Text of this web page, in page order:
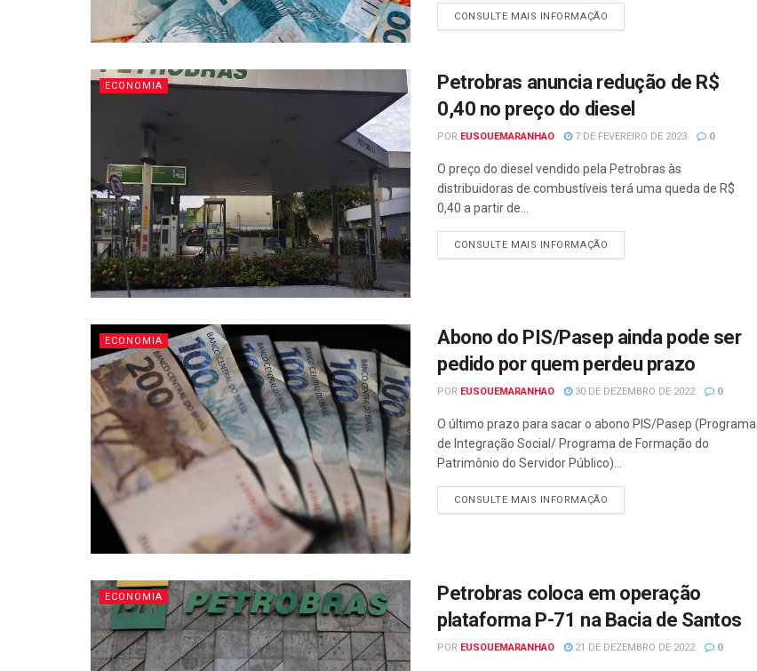
CONSULTE MAIS INFORMAÇÃO
ECONOMIA
Petrobras anuncia redução de R$
0,40 no preço do diesel
POR EUSOUEMARANHAO 7 DE FEVEREIRO DE 2023 0
O preço do diesel vendido pela Petrobras às
distribuidoras de combustíveis terá uma queda de R$
0,40 a partir de...
CONSULTE MAIS INFORMAÇÃO
ECONOMIA
Abono do PIS/Pasep ainda pode ser
pedido por quem perdeu prazo
POR EUSOUEMARANHAO 30 DE DEZEMBRO DE 2022 0
O último prazo para sacar o abono PIS/Pasep (Programa
de Integração Social/ Programa de Formação do
Patrimônio do Servidor Público)...
CONSULTE MAIS INFORMAÇÃO
ECONOMIA
Petrobras coloca em operação
plataforma P-71 na Bacia de Santos
POR EUSOUEMARANHAO 21 DE DEZEMBRO DE 2022 0